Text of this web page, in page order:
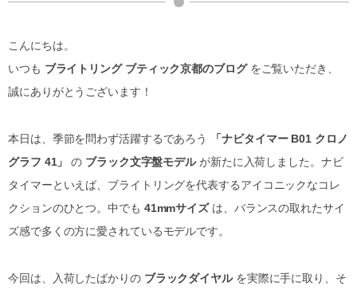
こんにちは。
いつも ブライトリング ブティック京都のブログをご覧いただき、
誠にありがとうございます！
本日は、季節を問わず活躍するであろう
「ナビタイマー B01 クロノ
グラフ 41」
の ブラック文字盤モデルが新たに入荷しました。ナビ
タイマーといえば、ブライトリングを代表するアイコニックなコレ
クションのひとつ。中でも 41mmサイズは、バランスの取れたサイ
ズ感で多くの方に愛されているモデルです。
今回は、入荷したばかりの ブラックダイヤルを実際に手に取り、そ